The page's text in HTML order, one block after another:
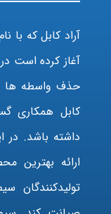
آراد کابل که با
حذف واسطه ها
کابل همکاری
داشته باشد. در
ارائه بهترین
تولیدکنندگان